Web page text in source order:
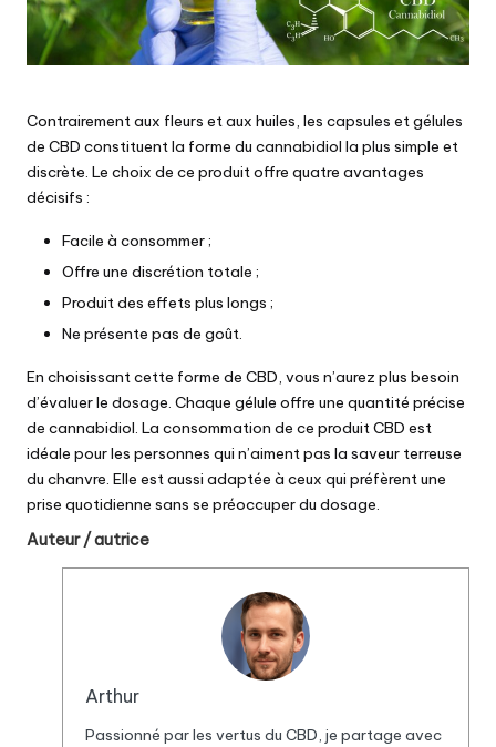
Contrairement aux fleurs et aux huiles, les capsules et gélules
de CBD constituent la forme du cannabidiol la plus simple et
discrète. Le choix de ce produit offre quatre avantages
décisifs :
Facile à consommer ;
Offre une discrétion totale ;
Produit des effets plus longs ;
Ne présente pas de goût.
En choisissant cette forme de CBD, vous n’aurez plus besoin
d’évaluer le dosage. Chaque gélule offre une quantité précise
de cannabidiol. La consommation de ce produit CBD est
idéale pour les personnes qui n’aiment pas la saveur terreuse
du chanvre. Elle est aussi adaptée à ceux qui préfèrent une
prise quotidienne sans se préoccuper du dosage.
Auteur / autrice
Arthur
Passionné par les vertus duCBD, je partage avec